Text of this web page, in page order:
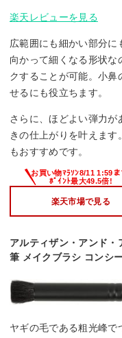
楽天レビューを見る
広範囲にも細かい部分に
向かって細くなる形状な
クすることが可能。小
せるにも役立ちます。
さらに、ほどよい弾力
きの仕上がりを叶えます
もおすすめです。
楽天市場で見る
アルティザン・アンド
筆 メイクブラシ コンシ
ヤギの毛である粗光峰で